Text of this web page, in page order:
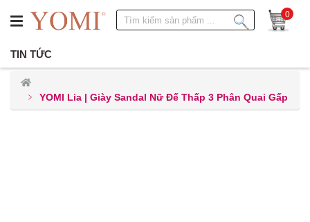
0
TIN TỨC
YOMI Lia | Giày Sandal Nữ Đế Thấp 3 Phân Quai Gấp